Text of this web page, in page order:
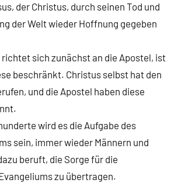
der Christus, durch seinen Tod und
der Welt wieder Hoffnung gegeben
sich zunächst an die Apostel, ist
beschränkt. Christus selbst hat den
und die Apostel haben diese
wird es die Aufgabe des
sein, immer wieder Männern und
beruft, die Sorge für die
zu übertragen.